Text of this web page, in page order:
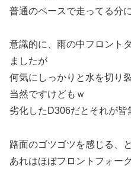
普通のペースで走ってる分
意識的に、雨の中フロント
ましたが
何気にしっかりと水を切り
当然ですけどもｗ
劣化したD306だとそれが
路面のゴツゴツを感じる、
あれはほぼフロントフォー